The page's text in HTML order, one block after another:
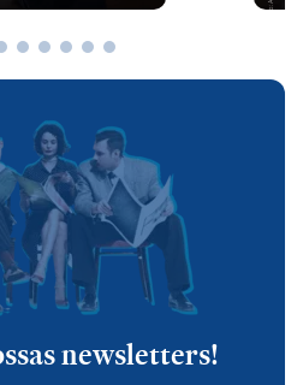
newsletters!